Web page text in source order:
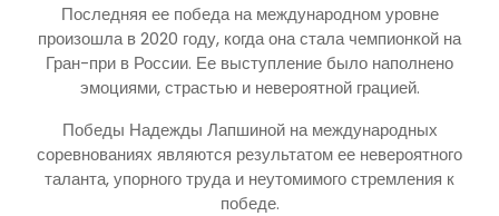
Последняя ее победа на международном уровне
произошла в 2020 году, когда она стала чемпионкой на
Гран-при в России. Ее выступление было наполнено
эмоциями, страстью и невероятной грацией.
Победы Надежды Лапшиной на международных
соревнованиях являются результатом ее невероятного
таланта, упорного труда и неутомимого стремления к
победе.